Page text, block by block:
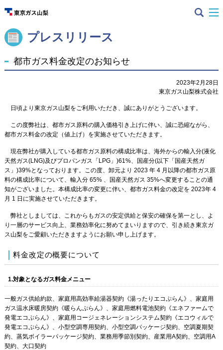
プレスリリース
都市ガス料金改定のお知らせ
2023年2月28日
東京ガス山梨株式会社
日頃より東京ガス山梨をご利用いただき、誠にありがとうございます。
この度弊社は、都市ガス原料の購入価格引き上げに伴い、誠に恐縮ながら、
都市ガス料金の改定（値上げ）を実施させていただきます。
現在弊社が購入している都市ガス原料の構成比率は、海外からの輸入分(液化
天然ガス(LNG)及びプロパンガス「LPG」)61%、国産分(以下「国産天然ガ
ス」)39%となっております。この度、卸元より 2023 年 4 月以降の都市ガス原
料の構成比率について、輸入分 65% 、国産天然ガス 35%へ変更することの通
知がございました。本構成比率の変更に伴い、都市ガス料金の改定を 2023年 4
月 1 日に実施させていただきます。
弊社としましては、これからもガスの安定供給と保安の確保を第一とし、よ
り一層のサービス向上、業務効率化に努めてまいりますので、引き続き東京ガ
ス山梨をご愛顧いただきますようにお願い申し上げます。
料金改定の概要について
1.対象となるガス料金メニュー
一般ガス供給約款、家庭用高効率給湯器契約《湯ったりエコぷらん》、家庭用
ガス温水床暖房契約《暖らんぷらん》、家庭用燃料電池契約《エネファームで
発電エコぷらん》、家庭用コージェネレーションシステム契約《エコウィルで
発電エコぷらん》、小型空調専用契約、小型空調パッケージ契約、空調夏期契
約、蒸気ボイラーパッケージ契約、業務用季節別契約、産業用A契約、空調用A
契約、大口契約